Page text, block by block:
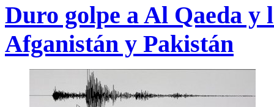
Duro golpe a Al Qaeda y
Afganistán y Pakistán